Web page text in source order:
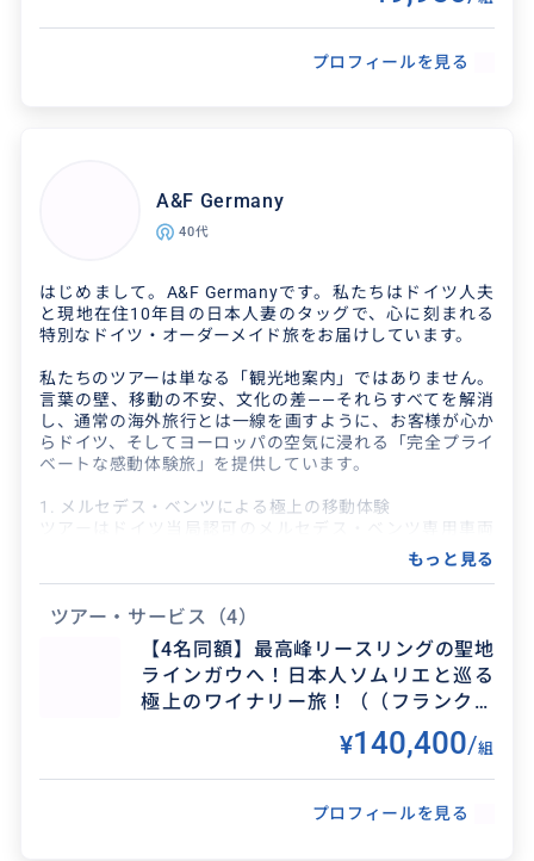
lta Works、幼稚園、政治家インタビュー、各種
現地企業、現地家庭、語学学校、ホームステイ...
クチコミ
迅速な対応助かりました！
20代 2025/11/9
ろ、クレカ決済ができず、こちらのガイド様にチ
お気軽にご相談ください♪
クチコミ
らえました
50代 2025/3/12
し、ミュンヘン市内をご案内していただき、大変
プロフィールを見る
A&F Germany
40代
はじめまして。A&F Germanyです。私たちはドイツ人夫
と現地在住10年目の日本人妻のタッグで、心に刻まれる
特別なドイツ・オーダーメイド旅をお届けしています。
私たちのツアーは単なる「観光地案内」ではありません。
言葉の壁、移動の不安、文化の差——それらすべてを解消
し、通常の海外旅行とは一線を画すように、お客様が心か
らドイツ、そしてヨーロッパの空気に浸れる「完全プライ
ベートな感動体験旅」を提供しています。
1. メルセデス・ベンツによる極上の移動体験
ツアーはドイツ当局認可のメルセデス・ベンツ専用車両
で、専属ドライバー（夫）による完全送迎付き。公共交通
機関の遅延や重い荷物の移動から解放されます。天候や足
ポットや絶景地点へ、最短ルートでエスコートします。
2. 元コンシェルジュによる心強いフルサポート
元ホテルコンシェルジュでもあった日本人妻が、プラン作
成から当日の同行まで一貫して担当します。言葉の壁をゼ
わりまで、プライベート旅ならではの柔軟さで対応。日独
の文化比較を交えた多角的な案内は、ガイドブックを開く
だけでは決して辿り着けない「今のドイツ」の深層へと皆
もっと見る
ツアー・サービス
（4）
【4名同額】最高峰リースリングの聖地
ラインガウへ！日本人ソムリエと巡る
極上のワイナリー旅！（（フランクフ
ルト発着・ホテル送迎付）
¥140,400/組
プロフィールを見る